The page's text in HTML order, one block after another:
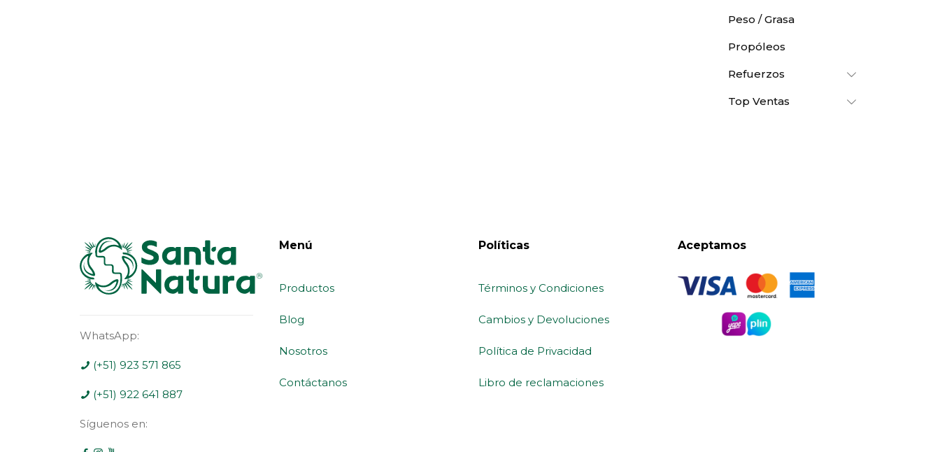
Peso / Grasa
Propóleos
Refuerzos
Top Ventas
WhatsApp:
(+51) 923 571 865
(+51) 922 641 887
Síguenos en:
Menú
Productos
Blog
Nosotros
Contáctanos
Políticas
Términos y Condiciones
Cambios y Devoluciones
Política de Privacidad
Libro de reclamaciones
Aceptamos